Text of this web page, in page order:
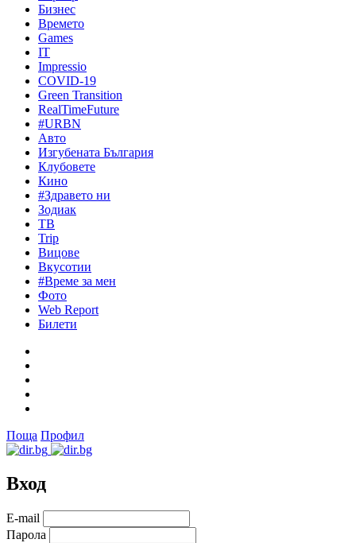
Бизнес
Времето
Games
IT
Impressio
COVID-19
Green Transition
RealTimeFuture
#URBN
Авто
Изгубената България
Клубовете
Кино
#Здравето ни
Зодиак
ТВ
Trip
Вицове
Вкусотии
#Време за мен
Фото
Web Report
Билети
Поща Профил
Вход
Е-mail
Парола